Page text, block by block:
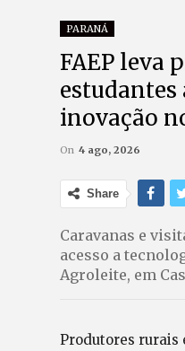
PARANÁ
FAEP leva
estudantes
inovação
On 4 ago, 2026
Share
Caravanas e
acesso a
Agroleite, em
Produtores rurais